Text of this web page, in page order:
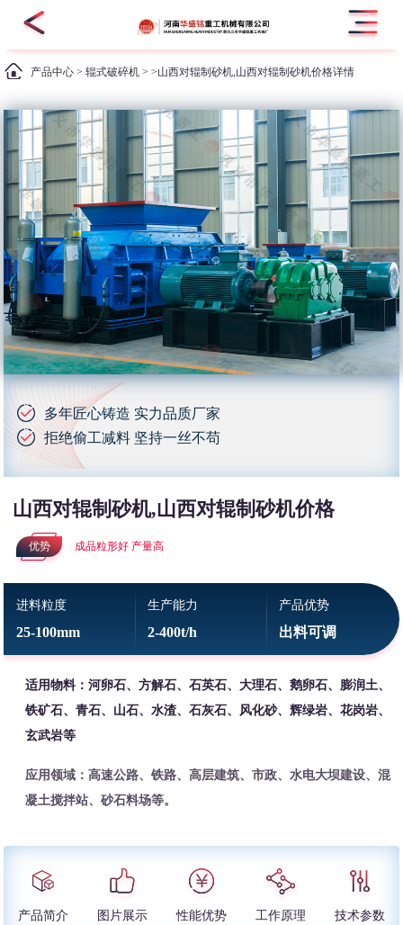
产品中心 >辊式破碎机 > >山西对辊制砂机,山西对辊制砂机价格详情
多年匠心铸造 实力品质厂家
拒绝偷工减料 坚持一丝不苟
山西对辊制砂机,山西对辊制砂机价格
优势 成品粒形好 产量高
进料粒度
25-100mm
生产能力
2-400t/h
产品优势
出料可调
适用物料：河卵石、方解石、石英石、大理石、鹅卵石、膨润土、
铁矿石、青石、山石、水渣、石灰石、风化砂、辉绿岩、花岗岩、
玄武岩等
应用领域：高速公路、铁路、高层建筑、市政、水电大坝建设、混
凝土搅拌站、砂石料场等。
产品简介 图片展示 性能优势 工作原理 技术参数